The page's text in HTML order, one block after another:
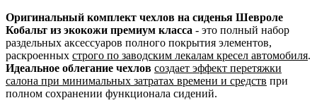
Оригинальный комплект чехлов на сиденья Шевроле
Кобальт из экокожи премиум класса - это полный набор
раздельных аксессуаров полного покрытия элементов,
раскроенных строго по заводским лекалам кресел автомобиля.
Идеальное облегание чехлов создает эффект перетяжки
салона при минимальных затратах времени и средств при
полном сохранении функционала сидений.